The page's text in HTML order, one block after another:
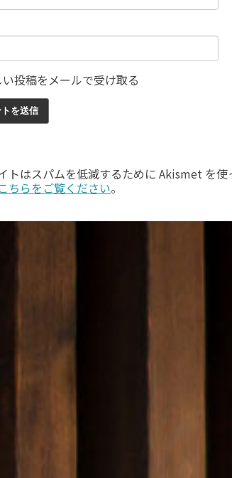
投稿をメールで受け取る
トはスパムを低減するために Akismet を使
ちらをご覧ください。